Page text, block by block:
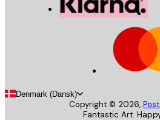
Denmark (Dansk)
Copyright © 2026,
Fantastic Art.